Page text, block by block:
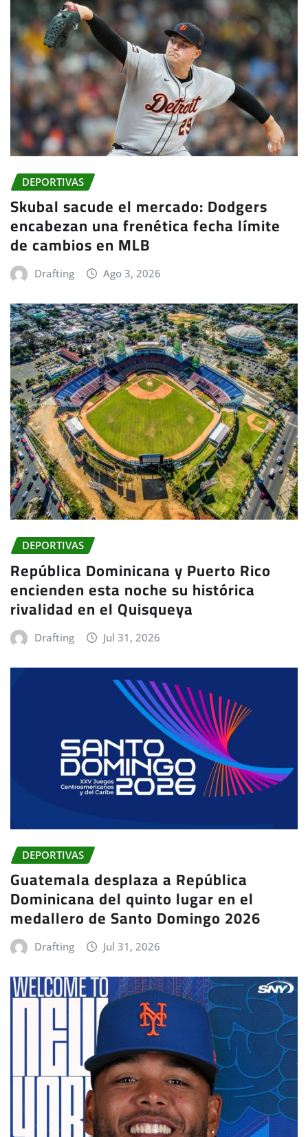
DEPORTIVAS
Skubal sacude el mercado: Dodgers
encabezan una frenética fecha límite
de cambios en MLB
Drafting Ago 3, 2026
DEPORTIVAS
República Dominicana y Puerto Rico
encienden esta noche su histórica
rivalidad en el Quisqueya
Drafting Jul 31, 2026
DEPORTIVAS
Guatemala desplaza a República
Dominicana del quinto lugar en el
medallero de Santo Domingo 2026
Drafting Jul 31, 2026